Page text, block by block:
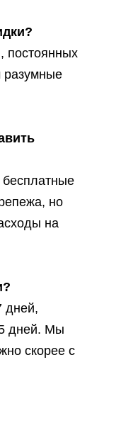
постоянных
разумные
но
на
дней,
дней. Мы
скорее с